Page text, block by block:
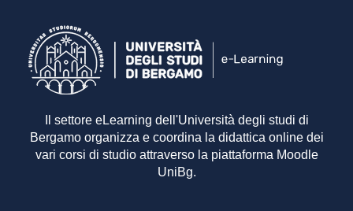
Il settore eLearning dell'Università degli studi di
Bergamo organizza e coordina la didattica online dei
vari corsi di studio attraverso la piattaforma Moodle
UniBg.